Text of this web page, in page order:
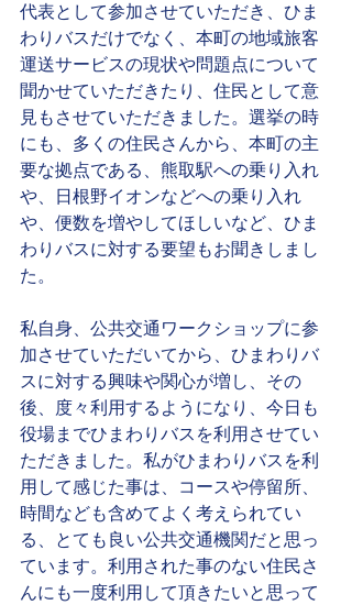
代表として参加させていただき、ひま
わりバスだけでなく、本町の地域旅客
運送サービスの現状や問題点について
聞かせていただきたり、住民として意
見もさせていただきました。選挙の時
にも、多くの住民さんから、本町の主
要な拠点である、熊取駅への乗り入れ
や、日根野イオンなどへの乗り入れ
や、便数を増やしてほしいなど、ひま
わりバスに対する要望もお聞きしまし
た。
私自身、公共交通ワークショップに参
加させていただいてから、ひまわりバ
スに対する興味や関心が増し、その
後、度々利用するようになり、今日も
役場までひまわりバスを利用させてい
ただきました。私がひまわりバスを利
用して感じた事は、コースや停留所、
時間なども含めてよく考えられてい
る、とても良い公共交通機関だと思っ
ています。利用された事のない住民さ
んにも一度利用して頂きたいと思って